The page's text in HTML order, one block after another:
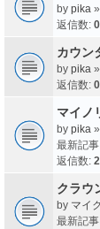
by pika
返信数: 0
カウン
by pika
返信数: 0
マイノ
by pika
最新記
返信数: 2
クラウ
by マイ
最新記